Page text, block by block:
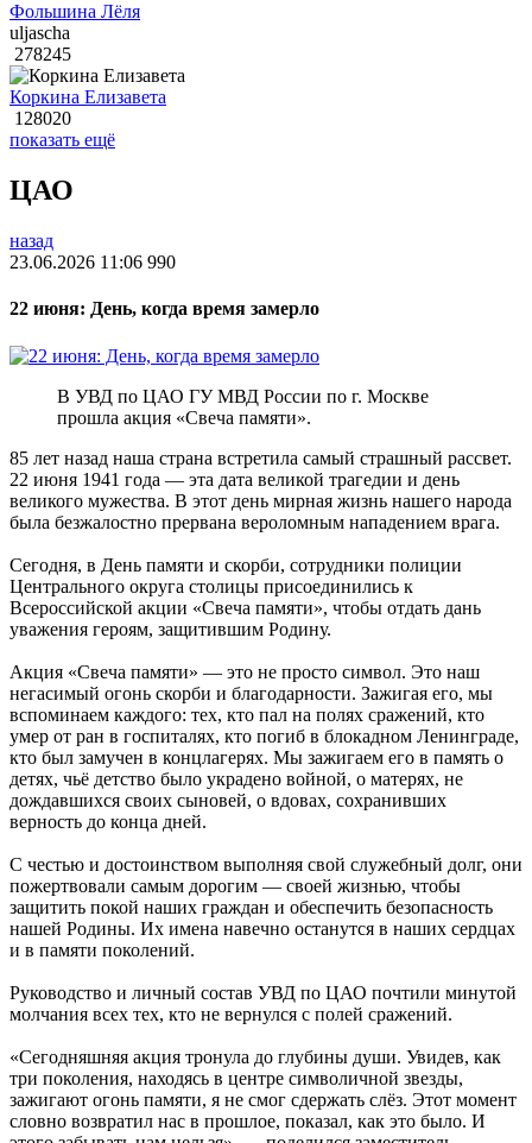
Фольшина Лёля
uljascha
278245
Коркина Елизавета
128020
показать ещё
ЦАО
назад
23.06.2026 11:06 990
22 июня: День, когда время замерло
В УВД по ЦАО ГУ МВД России по г. Москве
прошла акция «Свеча памяти».
85 лет назад наша страна встретила самый страшный рассвет.
22 июня 1941 года — эта дата великой трагедии и день
великого мужества. В этот день мирная жизнь нашего народа
была безжалостно прервана вероломным нападением врага.
Сегодня, в День памяти и скорби, сотрудники полиции
Центрального округа столицы присоединились к
Всероссийской акции «Свеча памяти», чтобы отдать дань
уважения героям, защитившим Родину.
Акция «Свеча памяти» — это не просто символ. Это наш
негасимый огонь скорби и благодарности. Зажигая его, мы
вспоминаем каждого: тех, кто пал на полях сражений, кто
умер от ран в госпиталях, кто погиб в блокадном Ленинграде,
кто был замучен в концлагерях. Мы зажигаем его в память о
детях, чьё детство было украдено войной, о матерях, не
дождавшихся своих сыновей, о вдовах, сохранивших
верность до конца дней.
С честью и достоинством выполняя свой служебный долг, они
пожертвовали самым дорогим — своей жизнью, чтобы
защитить покой наших граждан и обеспечить безопасность
нашей Родины. Их имена навечно останутся в наших сердцах
и в памяти поколений.
Руководство и личный состав УВД по ЦАО почтили минутой
молчания всех тех, кто не вернулся с полей сражений.
«Сегодняшняя акция тронула до глубины души. Увидев, как
три поколения, находясь в центре символичной звезды,
зажигают огонь памяти, я не смог сдержать слёз. Этот момент
словно возвратил нас в прошлое, показал, как это было. И